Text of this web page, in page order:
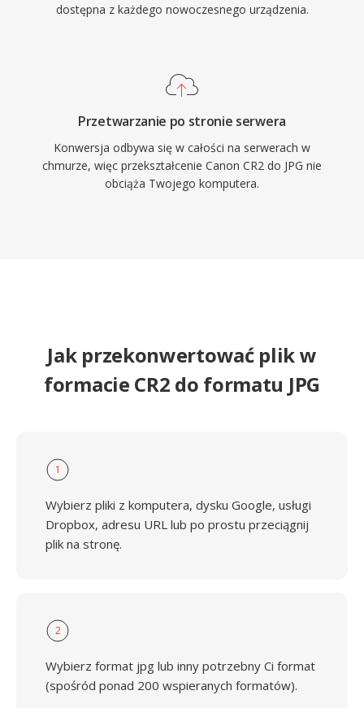
dostępna z każdego nowoczesnego urządzenia.
Przetwarzanie po stronie serwera
Konwersja odbywa się w całości na serwerach w
chmurze, więc przekształcenie Canon CR2 do JPG nie
obciąża Twojego komputera.
Jak przekonwertować plik w
formacie CR2 do formatu JPG
1
Wybierz pliki z komputera, dysku Google, usługi
Dropbox, adresu URL lub po prostu przeciągnij
plik na stronę.
2
Wybierz format jpg lub inny potrzebny Ci format
(spośród ponad 200 wspieranych formatów).